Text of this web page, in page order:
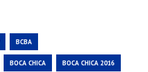
BCBA
BOCA CHICA BOCA CHICA 2016